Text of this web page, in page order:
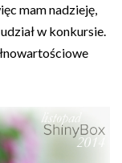
mam nadzieję,
w konkursie.